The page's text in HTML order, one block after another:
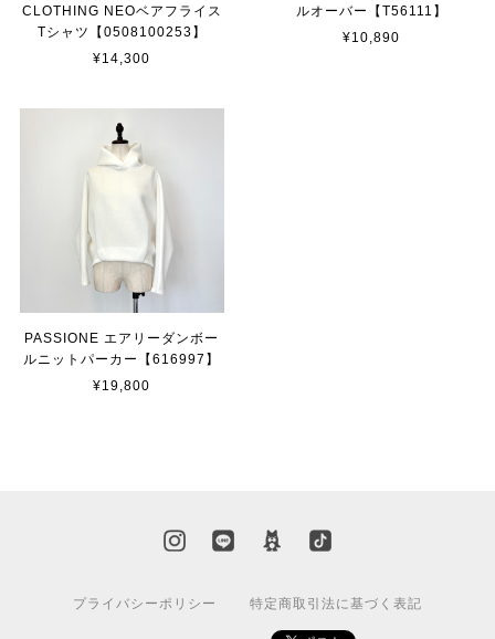
CLOTHING NEOベアフライス
Tシャツ【0508100253】
¥14,300
ルオーバー【T56111】
¥10,890
PASSIONE エアリーダンボー
ルニットパーカー【616997】
¥19,800
プライバシーポリシー 特定商取引法に基づく表記